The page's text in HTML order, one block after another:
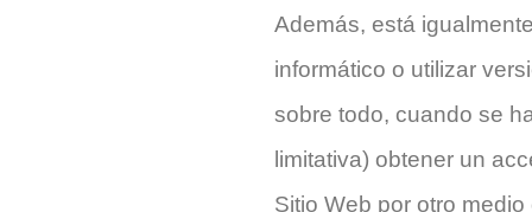
Además, está
informático o utilizar
sobre todo, cuando se
limitativa) obtener un
Sitio Web por otro